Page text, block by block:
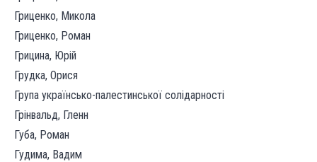
Гриценко, Микола
Гриценко, Роман
Грицина, Юрій
Грудка, Орися
Група українсько-палестинської солідарності
Грінвальд, Гленн
Губа, Роман
Гудима, Вадим